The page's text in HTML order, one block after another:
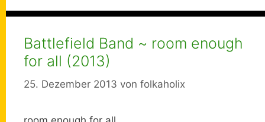
Battlefield Band ~ room enough
for all (2013)
25. Dezember 2013 von folkaholix